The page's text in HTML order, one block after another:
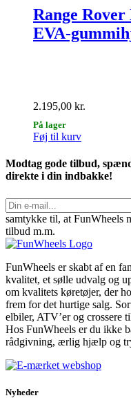
Range Rover
EVA-
2.195,00 kr.
På lager
Føj til kurv
Modtag gode tilbud,
direkte i din indbakke!
samtykke til, at FunWheels
tilbud m.m.
FunWheels er skabt af en
kvalitet, et sølle udvalg og
om kvalitets køretøjer, der
frem for det hurtige salg.
elbiler, ATV’er og crossere
Hos FunWheels er du ikke
rådgivning, ærlig hjælp og
Nyheder